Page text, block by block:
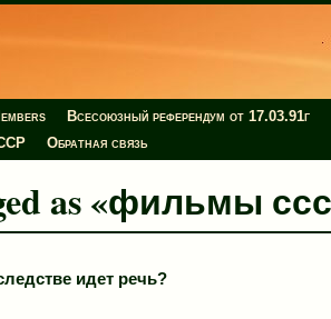
Всесоюзный референдум от 17.03.91г
Обратная связь
as «фильмы
идет речь?